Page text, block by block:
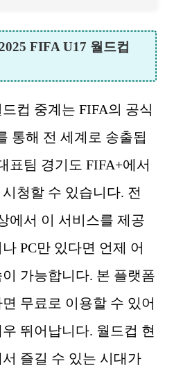
FIFA U17 월드컵
드컵 중계는 FIFA의 공식
통해 전 세계로 송출됩
표팀 경기도 FIFA+에서
청할 수 있습니다. 전
에서 이 서비스를 제공
PC만 있다면 언제 어
가능합니다. 본 플랫폼
무료로 이용할 수 있어
뛰어납니다. 월드컵 현
즐길 수 있는 시대가